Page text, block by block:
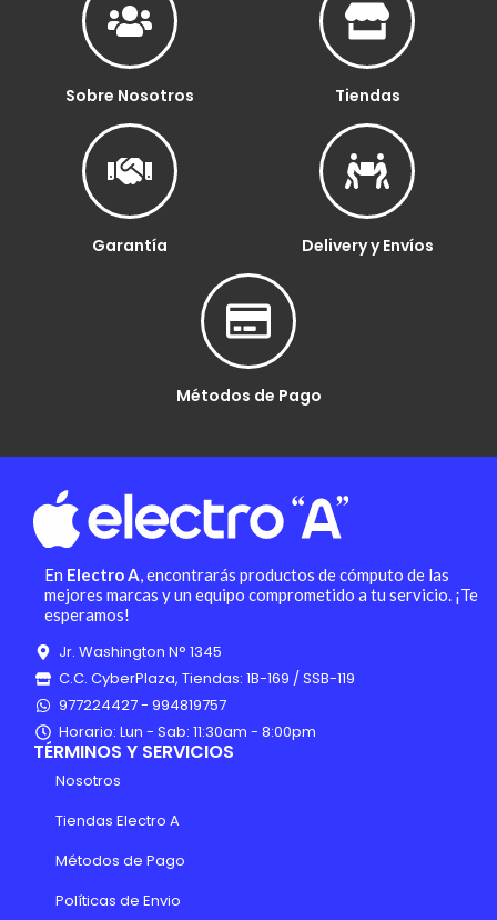
Sobre Nosotros Tiendas
Garantía Delivery y Envíos
Métodos de Pago
En Electro A, encontrarás productos de cómputo de las
mejores marcas y un equipo comprometido a tu servicio. ¡Te
esperamos!
Jr. Washington N° 1345
C.C. CyberPlaza, Tiendas: 1B-169 / SSB-119
977224427 - 994819757
Horario: Lun - Sab: 11:30am - 8:00pm
TÉRMINOS Y SERVICIOS
Nosotros
Tiendas Electro A
Métodos de Pago
Políticas de Envio